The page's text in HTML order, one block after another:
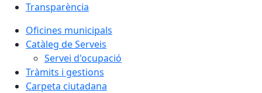
Transparència
Oficines municipals
Catàleg de Serveis
Servei d'ocupació
Tràmits i gestions
Carpeta ciutadana